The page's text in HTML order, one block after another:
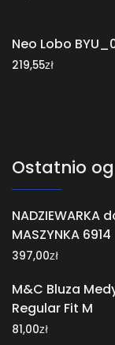
Neo Lobo
219,55zł
Ostatnio
NADZIEWARKA
MASZYNKA 6914
397,00zł
M&C Bluza
Regular Fit M
81,00zł